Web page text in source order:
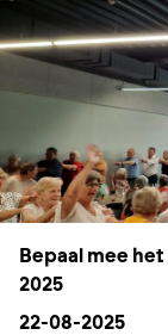
Bepaal mee
2025
22-08-2025